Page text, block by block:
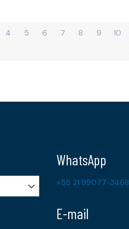
4 5 6 7 8 9 10
WhatsApp
+55 21 99077-3468
E-mail